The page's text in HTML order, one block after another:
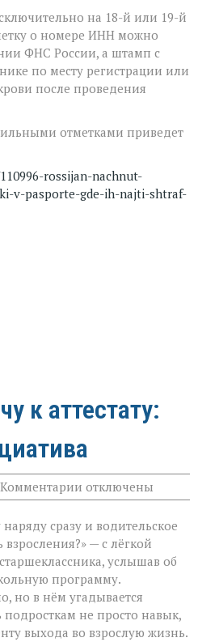
на 18-й или 19-й
о номере ИНН можно
ФНС России, а штамп с
по месту регистрации или
после проведения
отметками приведет
rossijan-nachnut-
v-pasporte-gde-ih-najti-shtraf-
к аттестату:
Комментарии к
записи
в
придачу
аттестату:
школьная
инициатива
отключены
сразу и водительское
— с лёгкой
услышав об
программу.
но в нём угадывается
не просто навык,
выхода во взрослую жизнь.